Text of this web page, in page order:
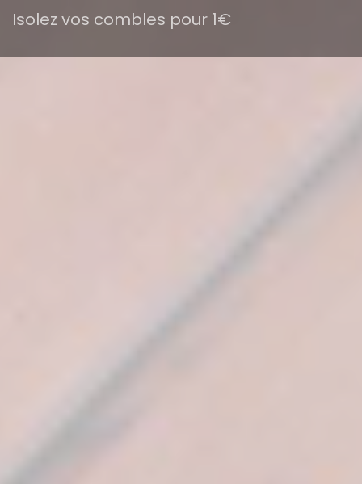
Isolez vos combles pour 1€